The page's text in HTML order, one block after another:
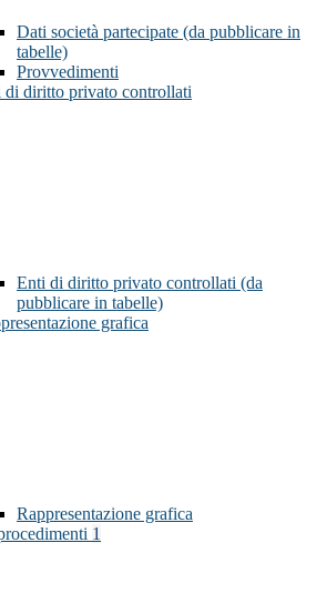
Dati società partecipate (da pubblicare in
tabelle)
Provvedimenti
di diritto privato controllati
Enti di diritto privato controllati (da
pubblicare in tabelle)
grafica
Rappresentazione grafica
1